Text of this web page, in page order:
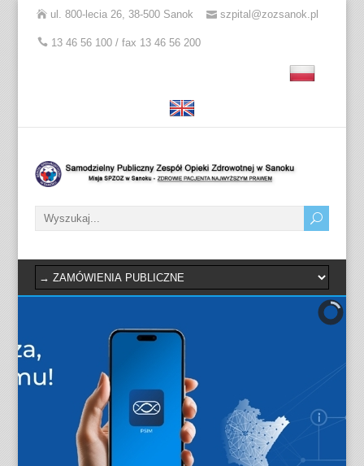
ul. 800-lecia 26, 38-500 Sanok szpital@zozsanok.pl
13 46 56 100 / fax 13 46 56 200